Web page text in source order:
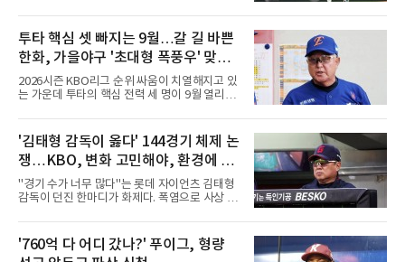
이저리그 사무국은 7일(한국시간) 시애틀 매리
너스 불펜 투수 게이브 스파이어에게 3경기, 댄
윌슨 감독에게 1경기 출장 금지 처분을 내렸다.
두 사람에게는 공개되지 않은 벌금도 부과됐다.
발단은 전날 경기였다. 미국 워싱턴주 시애틀 T
모바일 파크에서 열린 디트로이트 타이거스전 8
회초, 2사 후 등판한 스파이어가 글라이버 토레
맞았던 디트로이트 선수들은 분을 참지 못하고
그라운드로 뛰쳐나왔다.심판
투타 핵심 셋 빠지는 9월…갈 길 바쁜
한화, 가을야구 '초대형 폭풍우' 맞는
다?
2026시즌 KBO리그 순위 싸움이 치열해지고 있
는 가운데 투타의 핵심 전력 세 명이 9월 열리는
화 이글스에 거센 폭풍우가 강타할 것으로 보인
다.이번 아시안게임 한국 야구대표팀에 타선의
중심인 거포 노시환과 문현빈이 승선한 데 이어,
대만 야구협회의 최종 엔트리 발표를 통해 아시
아 쿼터 최고의 히트작이자 선발진의 중추인 좌
완 에이스 왕옌청까지 차출이 확정되었다. 팀 공
격의 핵과 마운드의 핵심 자원들이 단 한꺼번에
리그의 최종 순위와 포스트시즌 진출 팀이 판가
름 나는 가장 잔인하고도 중
'김태형 감독이 옳다' 144경기 체제 논
쟁…KBO, 변화 고민해야, 환경에 맞
는 경기 수가 바람직
"경기 수가 너무 많다"는 롯데 자이언츠 김태형
감독이 던진 한마디가 화제다. 폭염으로 사상 초
독은 단순히 더위를 이야기하지 않았다. 우천,
폭염, 부상 등 변수가 늘어나는 현실에서 현재
팀당 144경기 체제가 과연 지속 가능한지 질문
'760억 다 어디 갔나?' 푸이그, 형량